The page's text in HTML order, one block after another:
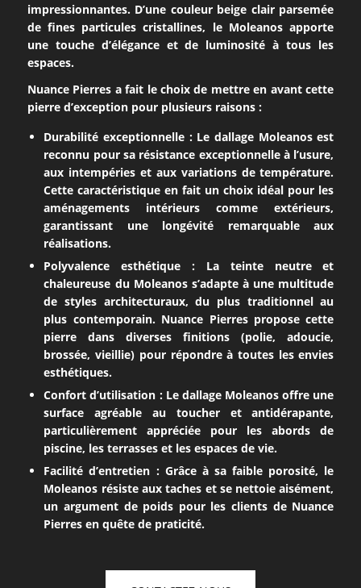
impressionnantes. D’une couleur beige clair parsemée
de fines particules cristallines, le Moleanos apporte
une touche d’élégance et de luminosité à tous les
espaces.
Nuance Pierres a fait le choix de mettre en avant cette
pierre d’exception pour plusieurs raisons :
Durabilité exceptionnelle : Le dallage Moleanos est
reconnu pour sa résistance exceptionnelle à l’usure,
aux intempéries et aux variations de température.
Cette caractéristique en fait un choix idéal pour les
aménagements intérieurs comme extérieurs,
garantissant une longévité remarquable aux
réalisations.
Polyvalence esthétique : La teinte neutre et
chaleureuse du Moleanos s’adapte à une multitude
de styles architecturaux, du plus traditionnel au
plus contemporain. Nuance Pierres propose cette
pierre dans diverses finitions (polie, adoucie,
brossée, vieillie) pour répondre à toutes les envies
esthétiques.
Confort d’utilisation : Le dallage Moleanos offre une
surface agréable au toucher et antidérapante,
particulièrement appréciée pour les abords de
piscine, les terrasses et les espaces de vie.
Facilité d’entretien : Grâce à sa faible porosité, le
Moleanos résiste aux taches et se nettoie aisément,
un argument de poids pour les clients de Nuance
Pierres en quête de praticité.